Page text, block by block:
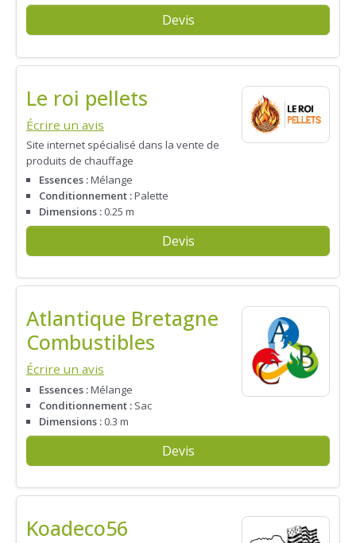
Devis
Le roi pellets
Écrire un avis
Site internet spécialisé dans la vente de
produits de chauffage
Essences :Mélange
Conditionnement :Palette
Dimensions : 0.25 m
Devis
Atlantique Bretagne
Combustibles
Écrire un avis
Essences :Mélange
Conditionnement : Sac
Dimensions : 0.3 m
Devis
Koadeco56